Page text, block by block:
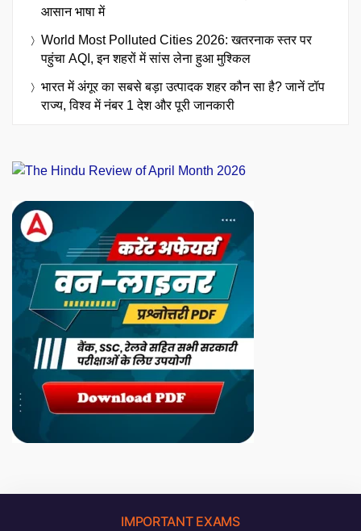
आसान भाषा में
World Most Polluted Cities 2026: खतरनाक स्तर पर
पहुंचा AQI, इन शहरों में सांस लेना हुआ मुश्किल
भारत में अंगूर का सबसे बड़ा उत्पादक शहर कौन सा है? जानें टॉप
राज्य, विश्व में नंबर 1 देश और पूरी जानकारी
IMPORTANT EXAMS